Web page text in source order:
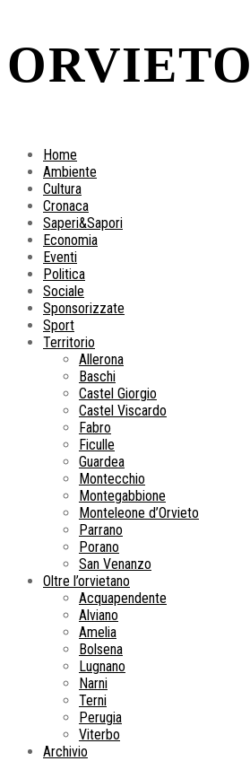
ORVIETO
Home
Ambiente
Cultura
Cronaca
Saperi&Sapori
Economia
Eventi
Politica
Sociale
Sponsorizzate
Sport
Territorio
Allerona
Baschi
Castel Giorgio
Castel Viscardo
Fabro
Ficulle
Guardea
Montecchio
Montegabbione
Monteleone d’Orvieto
Parrano
Porano
San Venanzo
Oltre l’orvietano
Acquapendente
Alviano
Amelia
Bolsena
Lugnano
Narni
Terni
Perugia
Viterbo
Archivio